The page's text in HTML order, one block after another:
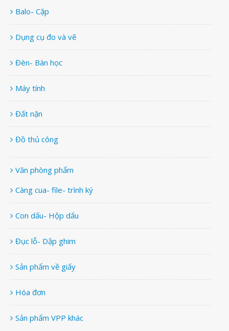
Balo- Cặp
Dụng cụ đo và vẽ
Đèn- Bàn học
Máy tính
Đất nặn
Đồ thủ công
Văn phòng phẩm
Càng cua- file- trình ký
Con dấu- Hộp dấu
Đục lỗ- Dập ghim
Sản phẩm về giấy
Hóa đơn
Sản phẩm VPP khác